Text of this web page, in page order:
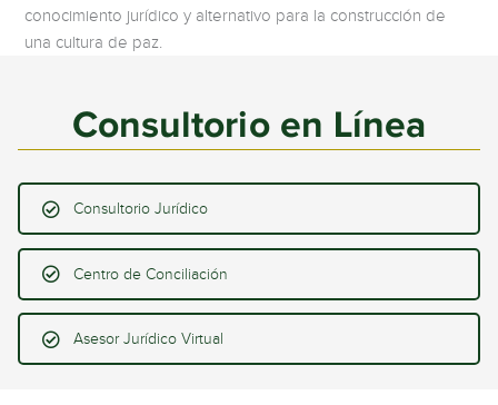
conocimiento jurídico y alternativo para la construcción de
una cultura de paz.
Consultorio en Línea
Consultorio Jurídico
Centro de Conciliación
Asesor Jurídico Virtual